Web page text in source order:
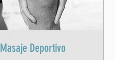
Masaje Deportivo